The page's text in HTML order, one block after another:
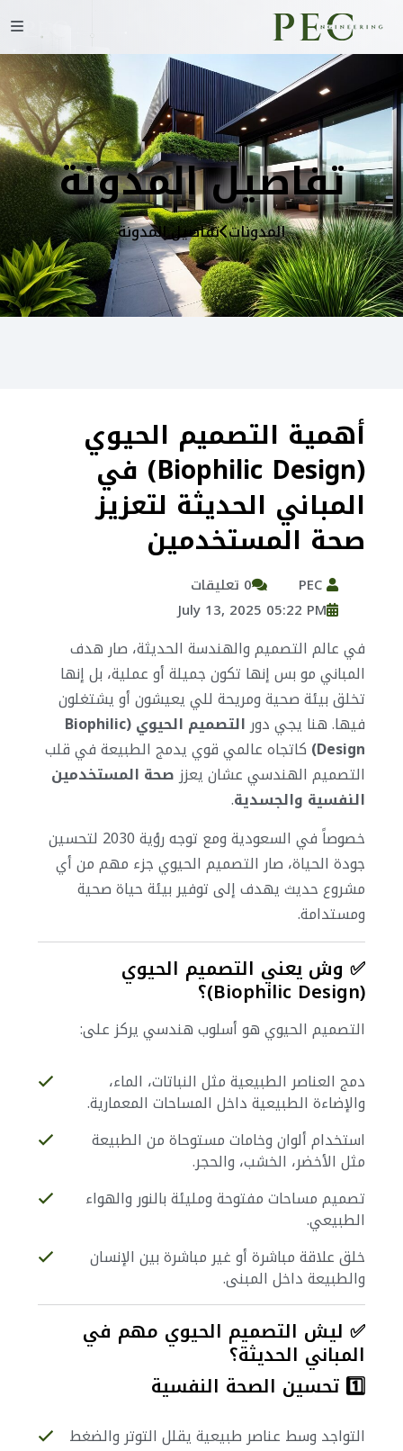
تفاصيل المدونة
المدونات تفاصيل المدونة
أهمية التصميم الحيوي
(Biophilic Design) في
المباني الحديثة لتعزيز
صحة المستخدمين
0 تعليقات
July 13, 2025 05:22 PM
في عالم التصميم والهندسة الحديثة، صار هدف
المباني مو بس إنها تكون جميلة أو عملية، بل إنها
تخلق بيئة صحية ومريحة للي يعيشون أو يشتغلون
فيها. هنا يجي دور
التصميم الحيوي (Biophilic
Design) كاتجاه عالمي قوي يدمج الطبيعة في قلب
التصميم الهندسي عشان يعززصحة المستخدمين
النفسية والجسدية.
خصوصاً في السعودية ومع توجه رؤية 2030 لتحسين
جودة الحياة، صار التصميم الحيوي جزء مهم من أي
مشروع حديث يهدف إلى توفير بيئة حياة صحية
ومستدامة.
✅ وش يعني التصميم الحيوي
(Biophilic Design)؟
التصميم الحيوي هو أسلوب هندسي يركز على:
دمج العناصر الطبيعية مثل النباتات، الماء،
والإضاءة الطبيعية داخل المساحات المعمارية.
استخدام ألوان وخامات مستوحاة من الطبيعة
مثل الأخضر، الخشب، والحجر.
تصميم مساحات مفتوحة ومليئة بالنور والهواء
الطبيعي.
خلق علاقة مباشرة أو غير مباشرة بين الإنسان
والطبيعة داخل المبنى.
✅ ليش التصميم الحيوي مهم في
المباني الحديثة؟
1️⃣ تحسين الصحة النفسية
التواجد وسط عناصر طبيعية يقلل التوتر والضغط